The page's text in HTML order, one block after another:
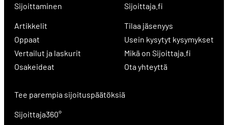
Sijoittaminen
Artikkelit
Oppaat
Vertailut ja laskurit
Osakeideat
Sijoittaja.fi
Tilaa jäsenyys
Usein kysytyt kysymykset
Mikä on Sijoittaja.fi
Ota yhteyttä
Tee parempia sijoituspäätöksiä
Sijoittaja360°